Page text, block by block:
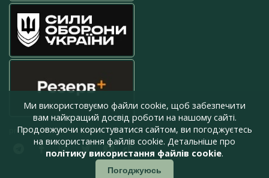
press@armyinform.com.ua
Ми використовуємо файли cookie, щоб забезпечити
вам найкращий досвід роботи на нашому сайті.
Продовжуючи користуватися сайтом, ви погоджуєтесь
на використання файлів cookie. Детальніше про
політику використання файлів cookie.
Погоджуюсь